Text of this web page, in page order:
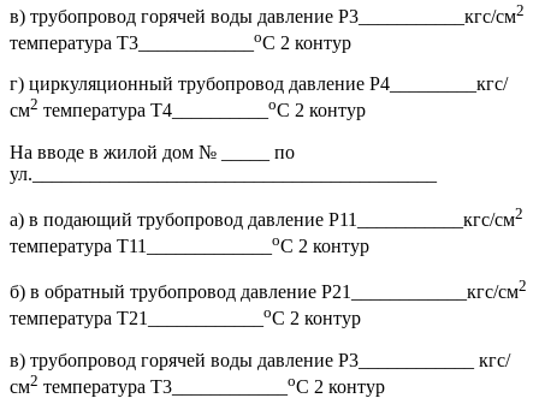
в) трубопровод горячей воды давление Р3___________кгс/см2
температура Т3____________ оС 2 контур
г) циркуляционный трубопровод давление Р4_________кгс/
см2 температура Т4__________ оС 2 контур
На вводе в жилой дом № _____ по
ул.__________________________________________
а) в подающий трубопровод давление Р11___________кгс/см2
температура Т11_____________ оС 2 контур
б) в обратный трубопровод давление Р21____________кгс/см2
температура Т21____________ оС 2 контур
в) трубопровод горячей воды давление Р3____________ кгс/
см2 температура Т3____________ оС 2 контур